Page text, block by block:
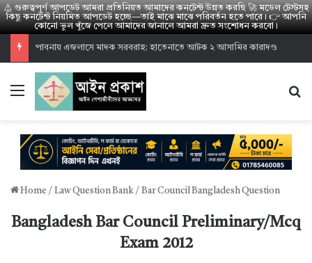
⚠️ গুরুত্বপূর্ণ আপডেট আমরা প্রতিনিয়ত আমাদের কনটেন্ট উন্নত করছি 🚀 মডেল টেস্টসহ
কিছু কনটেন্ট নিয়মিত আপডেট হচ্ছে—তাই মাঝে মাঝে পরিবর্তন হতে পারে। 👉 আপনি
কোনো ভুল খুঁজে পেলে আমাদের জানালে আমরা দ্রুত সংশোধন করবো।
হাইকোর্ট পারমিশন ভাইভা রেজাল্ট ২০২৬: উত্তীর্ণ ১৪০০ জনের তালিকা
Menu
Home / Law Question Bank / Bar Council Bangladesh Question
Bangladesh Bar Council Preliminary/Mcq
Exam 2012